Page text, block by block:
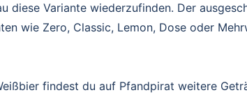
diese Variante wiederzufinden. Der
wie Zero, Classic, Lemon, Dose oder
findest du auf Pfandpirat weitere